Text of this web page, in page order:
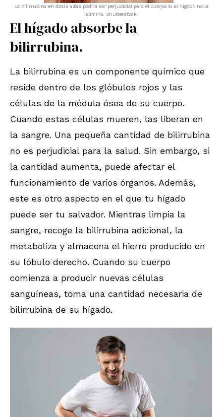
La bilirrubina en dosis altas podría ser perjudicial para el cuerpo si el hígado no la
elimina. Shutterstock
El hígado absorbe la
bilirrubina.
La bilirrubina es un componente químico que
reside dentro de los glóbulos rojos y las
células de la médula ósea de su cuerpo.
Cuando estas células mueren, las liberan en
la sangre. Una pequeña cantidad de bilirrubina
no es perjudicial para la salud. Sin embargo, si
la cantidad aumenta, puede afectar el
funcionamiento de varios órganos. Además,
este es otro aspecto en el que tu hígado
puede ser tu salvador. Mientras limpia la
sangre, recoge la bilirrubina adicional, la
metaboliza y almacena el hierro producido en
su lóbulo derecho. Cuando su cuerpo
comienza a producir nuevas células
sanguíneas, toma una cantidad necesaria de
bilirrubina de su hígado.